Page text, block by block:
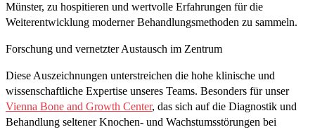
Münster, zu hospitieren und wertvolle Erfahrungen für die
Weiterentwicklung moderner Behandlungsmethoden zu sammeln.
Forschung und vernetzter Austausch im Zentrum
Diese Auszeichnungen unterstreichen die hohe klinische und
wissenschaftliche Expertise unseres Teams. Besonders für unser
Vienna Bone and Growth Center, das sich auf die Diagnostik und
Behandlung seltener Knochen- und Wachstumsstörungen bei